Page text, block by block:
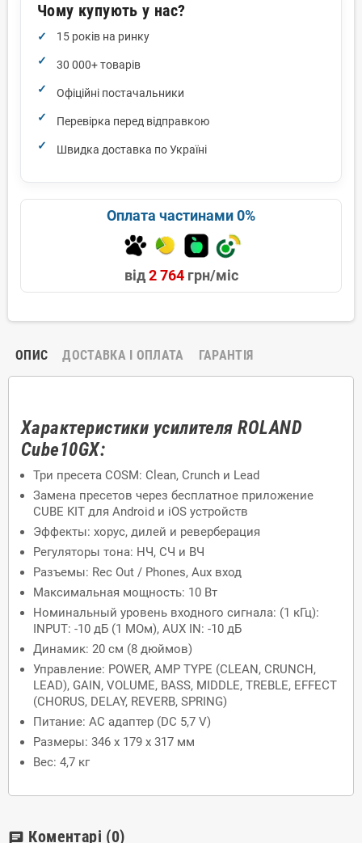
Чому купують у нас?
15 років на ринку
30 000+ товарів
Офіційні постачальники
Перевірка перед відправкою
Швидка доставка по Україні
Оплата частинами 0%
від2 764грн/міс
ОПИС ДОСТАВКА І ОПЛАТА ГАРАНТІЯ
Характеристики усилителя ROLAND
Cube10GX:
Три пресета COSM: Clean, Crunch и Lead
Замена пресетов через бесплатное приложение
CUBE KIT для Android и iOS устройств
Эффекты: хорус, дилей и реверберация
Регуляторы тона: НЧ, СЧ и ВЧ
Разъемы: Rec Out / Phones, Aux вход
Максимальная мощность: 10 Вт
Номинальный уровень входного сигнала: (1 кГц):
INPUT: -10 дБ (1 МОм), AUX IN: -10 дБ
Динамик: 20 см (8 дюймов)
Управление: POWER, AMP TYPE (CLEAN, CRUNCH,
LEAD), GAIN, VOLUME, BASS, MIDDLE, TREBLE, EFFECT
(CHORUS, DELAY, REVERB, SPRING)
Питание: AC адаптер (DC 5,7 V)
Размеры: 346 х 179 х 317 мм
Вес: 4,7 кг
chat Коментарі (0)